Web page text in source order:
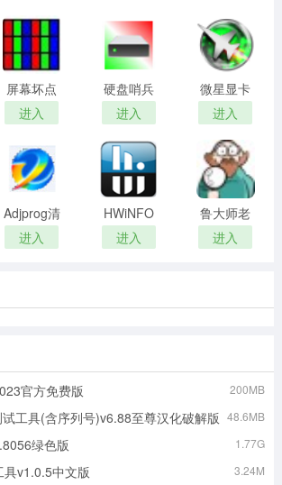
屏幕坏点
检测软件
(Defpix)
进入
硬盘哨兵
(磁盘检测
软件)
进入
微星显卡
超频工具
(MSI
Afterburner)
进入
Adjprog清
零工具
进入
HWiNFO
硬件检测
工具
进入
鲁大师老
版本[免升
级]
进入
官方免费版 200MB
工具(含序列号)v6.88至尊汉化破解版 48.6MB
绿色版 1.77G
v1.0.5中文版 3.24M